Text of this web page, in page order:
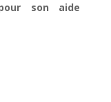
son aide